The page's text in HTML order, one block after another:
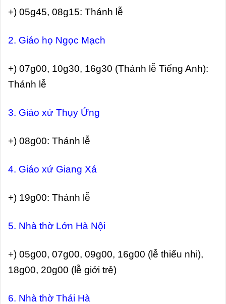
+) 05g45, 08g15: Thánh lễ
2. Giáo họ Ngọc Mạch
+) 07g00, 10g30, 16g30 (Thánh lễ Tiếng Anh):
Thánh lễ
3. Giáo xứ Thụy Ứng
+) 08g00: Thánh lễ
4. Giáo xứ Giang Xá
+) 19g00: Thánh lễ
5. Nhà thờ Lớn Hà Nội
+) 05g00, 07g00, 09g00, 16g00 (lễ thiếu nhi),
18g00, 20g00 (lễ giới trẻ)
6. Nhà thờ Thái Hà